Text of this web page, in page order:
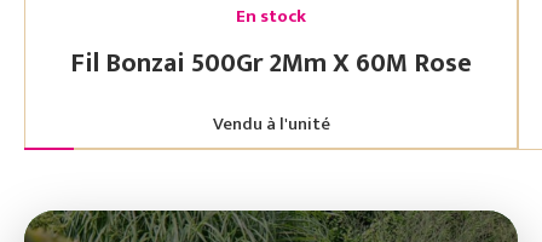
En stock
Fil Bonzai 500Gr 2Mm X 60M Rose
Vendu à l'unité